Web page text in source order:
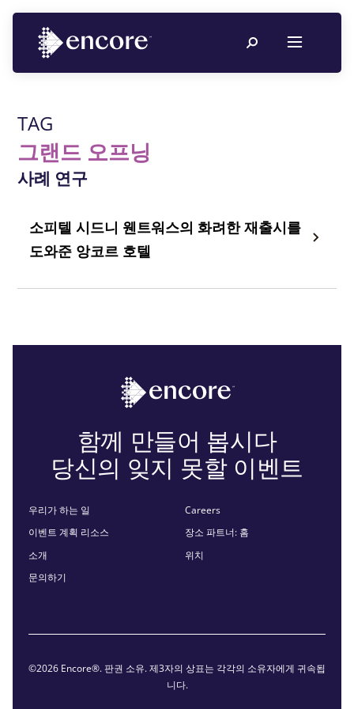
TAG
그랜드 오프닝
사례 연구
소피텔 시드니 웬트워스의 화려한 재출시를
도와준 앙코르 호텔
함께 만들어 봅시다
당신의 잊지 못할 이벤트
우리가 하는 일
이벤트 계획 리소스
소개
문의하기
Careers
장소 파트너: 홈
위치
©2026 Encore®. 판권 소유. 제3자의 상표는 각각의 소유자에게 귀속됩
니다.